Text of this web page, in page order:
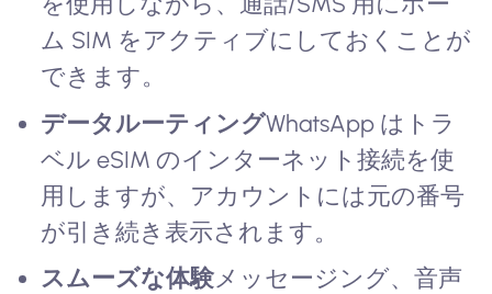
ム SIM をアクティブにしておくことが
できます。
データルーティングWhatsApp はトラ
ベル eSIM のインターネット接続を使
用しますが、アカウントには元の番号
が引き続き表示されます。
スムーズな体験メッセージング、音声